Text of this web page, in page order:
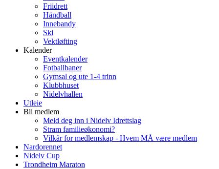
Friidrett
Håndball
Innebandy
Ski
Vektløfting
Kalender
Eventkalender
Fotballbaner
Gymsal og ute 1-4 trinn
Klubbhuset
Nidelvhallen
Utleie
Bli medlem
Meld deg inn i Nidelv Idrettslag
Stram familieøkonomi?
Vilkår for medlemskap - Hvem MÅ være medlem
Nardorennet
Nidelv Cup
Trondheim Maraton